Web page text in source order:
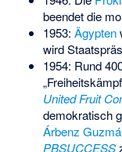
beendet die
1953: Ägypten
wird
1954: Rund
United Fruit
demokratisch
Árbenz
PBSUCCESS